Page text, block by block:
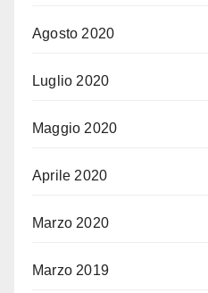
Agosto 2020
Luglio 2020
Maggio 2020
Aprile 2020
Marzo 2020
Marzo 2019